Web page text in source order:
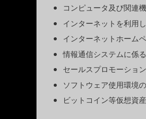
コンピュータ及び関連
インターネットを利用
インターネットホーム
情報通信システムに係
セールスプロモーショ
ソフトウェア使用環境
ビットコイン等仮想資